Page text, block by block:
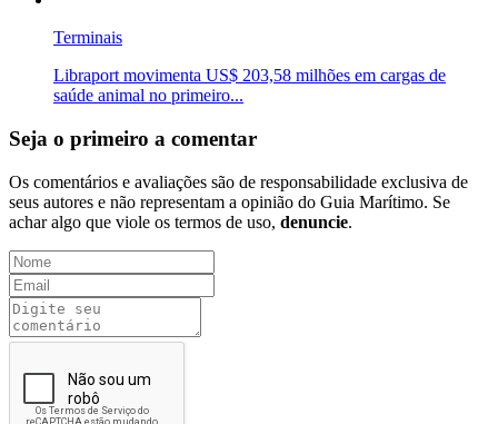
Terminais
Libraport movimenta US$ 203,58 milhões em cargas de
saúde animal no primeiro...
Seja o primeiro a comentar
Os comentários e avaliações são de responsabilidade exclusiva de
seus autores e não representam a opinião do Guia Marítimo. Se
achar algo que viole os termos de uso, denuncie.